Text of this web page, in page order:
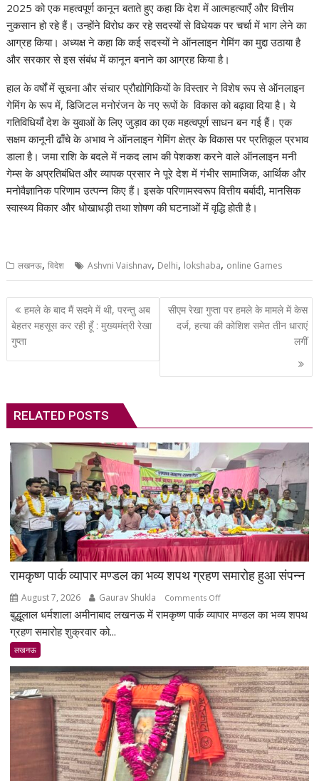
2025 को एक महत्वपूर्ण कानून बताते हुए कहा कि देश में आत्महत्याएँ और वित्तीय
नुकसान हो रहे हैं। उन्होंने विरोध कर रहे सदस्यों से विधेयक पर चर्चा में भाग लेने का
आग्रह किया। अध्यक्ष ने कहा कि कई सदस्यों ने ऑनलाइन गेमिंग का मुद्दा उठाया है
और सरकार से इस संबंध में कानून बनाने का आग्रह किया है।
हाल के वर्षों में सूचना और संचार प्रौद्योगिकियों के विस्तार ने विशेष रूप से ऑनलाइन
गेमिंग के रूप में, डिजिटल मनोरंजन के नए रूपों के विकास को बढ़ावा दिया है। ये
गतिविधियाँ देश के युवाओं के लिए जुड़ाव का एक महत्वपूर्ण साधन बन गई हैं। एक
सक्षम कानूनी ढाँचे के अभाव ने ऑनलाइन गेमिंग क्षेत्र के विकास पर प्रतिकूल प्रभाव
डाला है। जमा राशि के बदले में नकद लाभ की पेशकश करने वाले ऑनलाइन मनी
गेम्स के अप्रतिबंधित और व्यापक प्रसार ने पूरे देश में गंभीर सामाजिक, आर्थिक और
मनोवैज्ञानिक परिणाम उत्पन्न किए हैं। इसके परिणामस्वरूप वित्तीय बर्बादी, मानसिक
स्वास्थ्य विकार और धोखाधड़ी तथा शोषण की घटनाओं में वृद्धि होती है।
लखनऊ,विदेश Ashvni Vaishnav, Delhi, lokshaba, online Games
Post
navigation
हमले के बाद मैं सदमे में थी, परन्तु अब
बेहतर महसूस कर रही हूँ : मुख्यमंत्री रेखा
गुप्ता
सीएम रेखा गुप्ता पर हमले के मामले में केस
दर्ज, हत्या की कोशिश समेत तीन धाराएं
लगीं
RELATED POSTS
रामकृष्ण पार्क व्यापार मण्डल का भव्य शपथ ग्रहण समारोह हुआ संपन्न
August 7, 2026 Gaurav Shukla Comments Offon
रामकृष्ण
का
भव्य
शपथ
ग्रहण
समारोह
हुआ
संपन्न
बुद्धूलाल धर्मशाला अमीनाबाद लखनऊ में रामकृष्ण पार्क व्यापार मण्डल का भव्य शपथ
ग्रहण समारोह शुक्रवार को...
लखनऊ